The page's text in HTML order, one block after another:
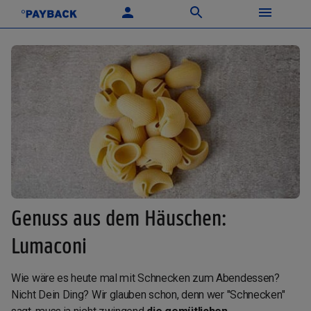
Genuss aus dem Häuschen:
Lumaconi
Wie wäre es heute mal mit Schnecken zum Abendessen?
Nicht Dein Ding? Wir glauben schon, denn wer "Schnecken"